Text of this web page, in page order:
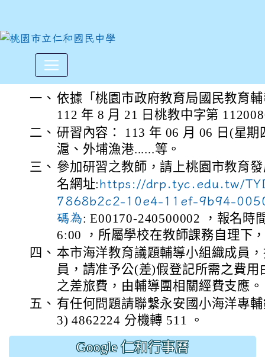
112學年度第二學期桃園市海
一、 依據「桃園市政府教育局國民教育
112 年 8 月 21 日桃教中字第
二、 研習內容： 113 年 06 月 06 日(星
滬、外埔漁港......等。
三、 參加研習之教師，請上桃園市教育
名網址:https://drp.tyc.edu.tw/
7868b2c2-10e4-11ef-9b94-
碼為: E00170-240500002 ，報名時
6:00 ，所屬學校在教師課務自理下
四、 本市海洋教育議題輔導小組織成員
員，請准予公(差)假登記所需之費
之差旅費，由輔導團相關經費支應。
五、 有任何問題請聯繫永安國小海洋專
3) 4862224 分機轉 511 。
Google 仁和行事曆